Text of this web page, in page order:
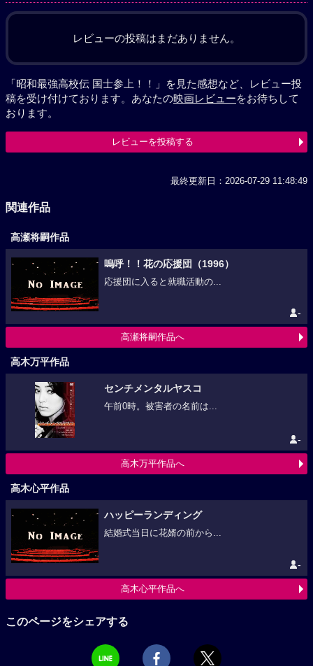
レビューの投稿はまだありません。
「昭和最強高校伝 国士参上！！」を見た感想など、レビュー投
稿を受け付けております。あなたの映画レビューをお待ちして
おります。
レビューを投稿する
最終更新日：2026-07-29 11:48:49
関連作品
高瀬将嗣作品
嗚呼！！花の応援団（1996）
応援団に入ると就職活動の...
-
高瀬将嗣作品へ
高木万平作品
センチメンタルヤスコ
午前0時。被害者の名前は...
-
高木万平作品へ
高木心平作品
ハッピーランディング
結婚式当日に花婿の前から...
-
高木心平作品へ
このページをシェアする